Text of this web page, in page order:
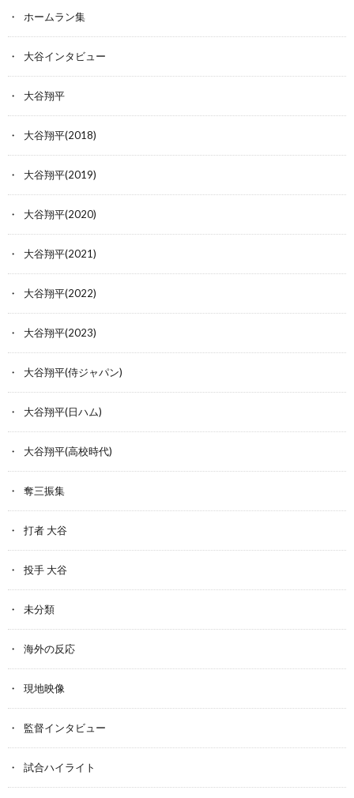
ホームラン集
大谷インタビュー
大谷翔平
大谷翔平(2018)
大谷翔平(2019)
大谷翔平(2020)
大谷翔平(2021)
大谷翔平(2022)
大谷翔平(2023)
大谷翔平(侍ジャパン)
大谷翔平(日ハム)
大谷翔平(高校時代)
奪三振集
打者 大谷
投手 大谷
未分類
海外の反応
現地映像
監督インタビュー
試合ハイライト